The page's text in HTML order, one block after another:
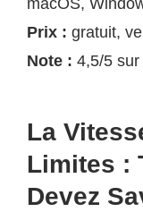
macOS,
Prix : gratuit,
Note : 4,5/5 sur
La
Limites :
Devez